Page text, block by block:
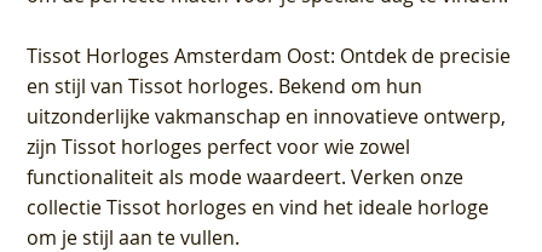
Tissot Horloges Amsterdam Oost: Ontdek de precisie
en stijl van Tissot horloges. Bekend om hun
uitzonderlijke vakmanschap en innovatieve ontwerp,
zijn Tissot horloges perfect voor wie zowel
functionaliteit als mode waardeert. Verken onze
collectie Tissot horloges en vind het ideale horloge
om je stijl aan te vullen.